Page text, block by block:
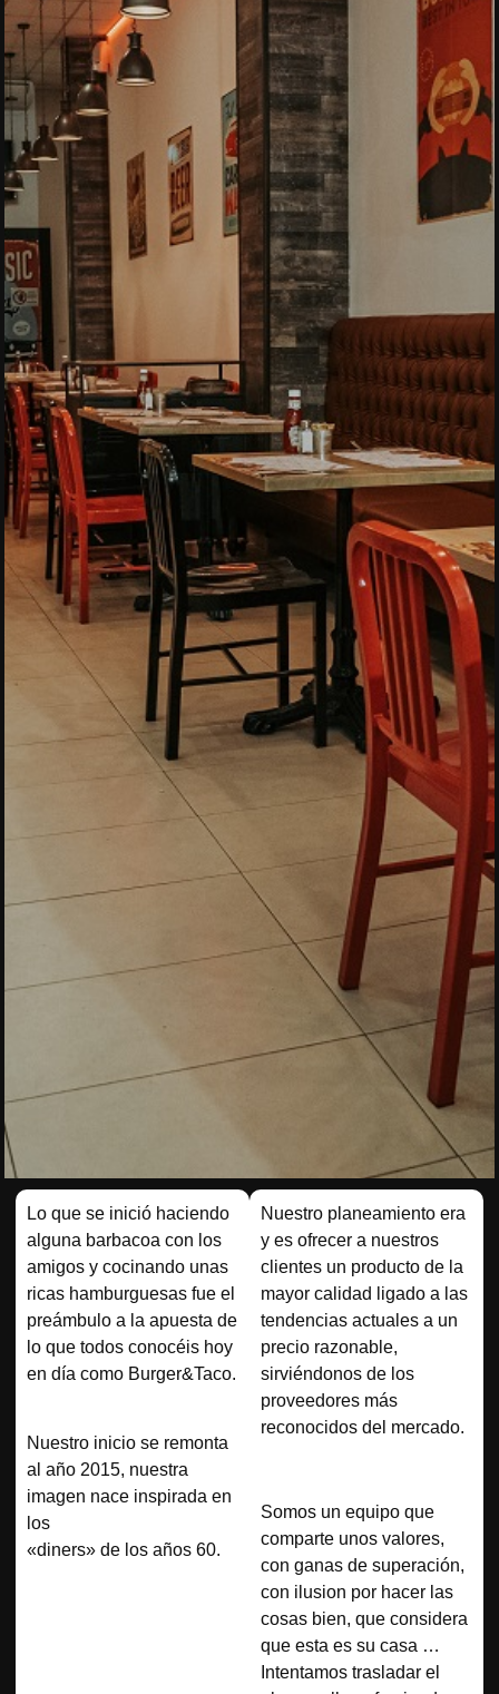
Lo que se inició haciendo
alguna barbacoa con los
amigos y cocinando unas
ricas hamburguesas fue el
preámbulo a la apuesta de
lo que todos conocéis hoy
en día como Burger&Taco.
Nuestro inicio se remonta
al año 2015, nuestra
imagen nace inspirada en
los
«diners» de los años 60.
Nuestro planeamiento era
y es ofrecer a nuestros
clientes un producto de la
mayor calidad ligado a las
tendencias actuales a un
precio razonable,
sirviéndonos de los
proveedores más
reconocidos del mercado.
Somos un equipo que
comparte unos valores,
con ganas de superación,
con ilusion por hacer las
cosas bien, que considera
que esta es su casa …
Intentamos trasladar el